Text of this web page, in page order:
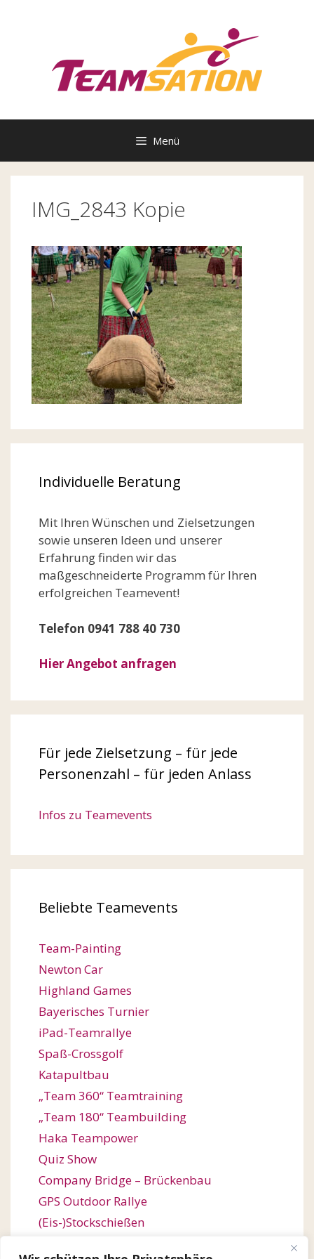
Menü
IMG_2843 Kopie
Individuelle Beratung
Mit Ihren Wünschen und Zielsetzungen
sowie unseren Ideen und unserer
Erfahrung finden wir das
maßgeschneiderte Programm für Ihren
erfolgreichen Teamevent!
Telefon 0941 788 40 730
Hier Angebot anfragen
Für jede Zielsetzung – für jede
Personenzahl – für jeden Anlass
Infos zu Teamevents
Beliebte Teamevents
Team-Painting
Newton Car
Highland Games
Bayerisches Turnier
iPad-Teamrallye
Spaß-Crossgolf
Katapultbau
„Team 360“ Teamtraining
„Team 180“ Teambuilding
Haka Teampower
Quiz Show
Company Bridge – Brückenbau
GPS Outdoor Rallye
(Eis-)Stockschießen